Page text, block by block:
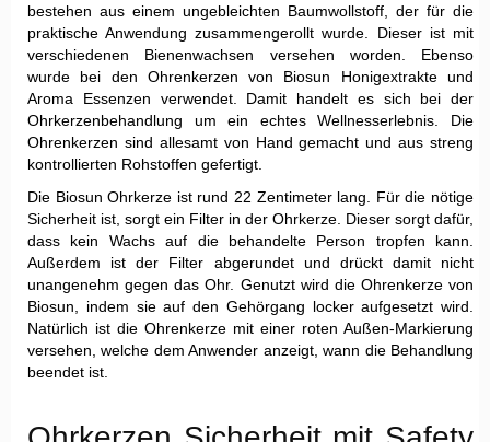
bestehen aus einem ungebleichten Baumwollstoff, der für die
praktische Anwendung zusammengerollt wurde. Dieser ist mit
verschiedenen Bienenwachsen versehen worden. Ebenso
wurde bei den Ohrenkerzen von Biosun Honigextrakte und
Aroma Essenzen verwendet. Damit handelt es sich bei der
Ohrkerzenbehandlung um ein echtes Wellnesserlebnis. Die
Ohrenkerzen sind allesamt von Hand gemacht und aus streng
kontrollierten Rohstoffen gefertigt.
Die Biosun Ohrkerze ist rund 22 Zentimeter lang. Für die nötige
Sicherheit ist, sorgt ein Filter in der Ohrkerze. Dieser sorgt dafür,
dass kein Wachs auf die behandelte Person tropfen kann.
Außerdem ist der Filter abgerundet und drückt damit nicht
unangenehm gegen das Ohr. Genutzt wird die Ohrenkerze von
Biosun, indem sie auf den Gehörgang locker aufgesetzt wird.
Natürlich ist die Ohrenkerze mit einer roten Außen-Markierung
versehen, welche dem Anwender anzeigt, wann die Behandlung
beendet ist.